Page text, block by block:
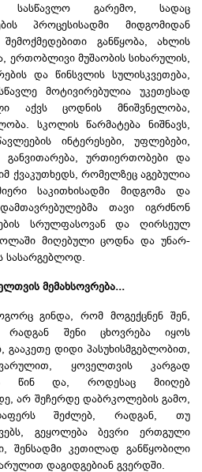
სასწავლო გარემო, სადაც
პროცესისადმი მიდგომიდან
განწყობა, ახლის
ერთობლივი მუშაობის სიხარულის,
და წინსვლის სულისკვეთება,
მოტივირებულია უკეთესად
აქვს ცოდნის მნიშვნელობა,
სკოლის წარმატება ნიშნავს,
ინტერესები, უფლებები,
განვითარება, ურთიერთობები და
ქვაკუთხედს, რომელზეც აგებულია
საკითხისადმი მიდგომა და
თავი იგრძნონ
სრულფასოვან და ღირსეულ
მიღებული ცოდნა და უნარ-
სასარგებლოდ.
მემახსოვრება...
გინდა, რომ მოგექცნენ შენ,
რადგან შენი ცხოვრება იყოს
გააკეთე დიდი პასუხისმგებლობით,
ყოველთვის კარგად
წინ და, როდესაც მიიღებ
, არ შეჩერდე დაბრკოლების გამო,
შეძლებ, რადგან, თუ
გეყოლება ბევრი ერთგული
შენსადმი კეთილად განწყობილი
დაგიდგებიან გვერდში.